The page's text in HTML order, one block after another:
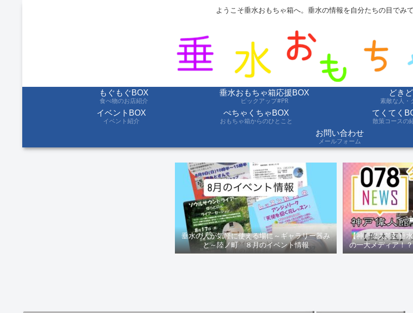
ようこそ垂水おもちゃ箱へ。垂水の情報を自分たちの目でみ
もぐもぐBOX
食べ物のお店紹介
垂水おもちゃ箱応援BOX
ピックアップ#PR
どき
素敵な人・
イベントBOX
イベント紹介
ぺちゃくちゃBOX
おもちゃ箱からのひとこと
てくてく
散策コースの
お問い合わせ
メールフォーム
垂水の人が気軽に使える場に～ギャラリー器み
と～陸ノ町 ８月のイベント情報
【神戸偉人館】垂
の一大メディア！
ュー！！【